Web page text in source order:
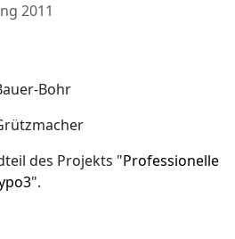
2011
Bohr
des Projekts "Professionelle
".